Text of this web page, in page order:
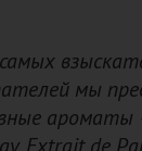
мы
ароматы